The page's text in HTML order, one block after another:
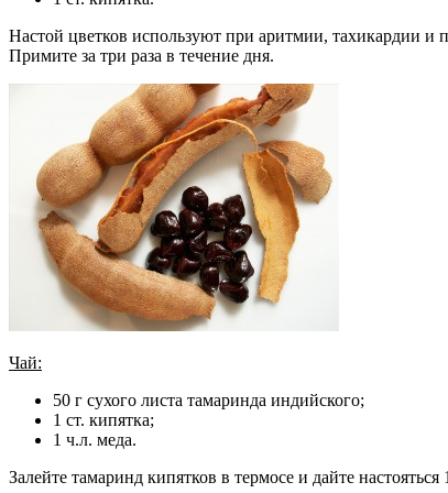
Настой цветков используют при аритмии, тахикардии и
Примите за три раза в течение дня.
Чай:
50 г сухого листа тамаринда индийского;
1 ст. кипятка;
1 ч.л. меда.
Залейте тамаринд кипятков в термосе и дайте